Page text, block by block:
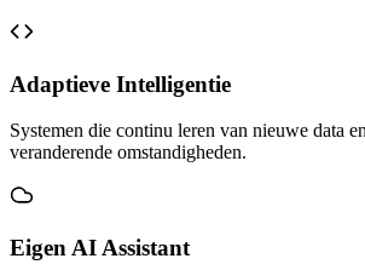
Adaptieve Intelligentie
Systemen die continu leren van nieuwe data
veranderende omstandigheden.
Eigen AI Assistant